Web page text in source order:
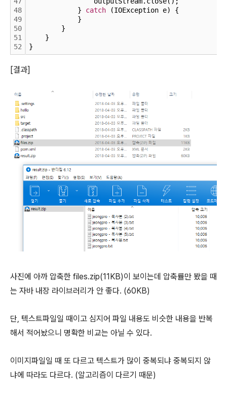
48
49
50
51
52
} catch (IOException e) {
}
}
}
}
[결과]
사진에 아까 압축한 files.zip(11KB)이 보이는데 압축률만 봤을 때
는 자바 내장 라이브러리가 안 좋다. (60KB)
단, 텍스트파일일 때이고 심지어 파일 내용도 비슷한 내용을 반복
해서 적어놨으니 명확한 비교는 아닐 수 있다.
이미지파일일 때 또 다르고 텍스트가 많이 중복되냐 중복되지 않
냐에 따라도 다르다. (알고리즘이 다르기 때문)